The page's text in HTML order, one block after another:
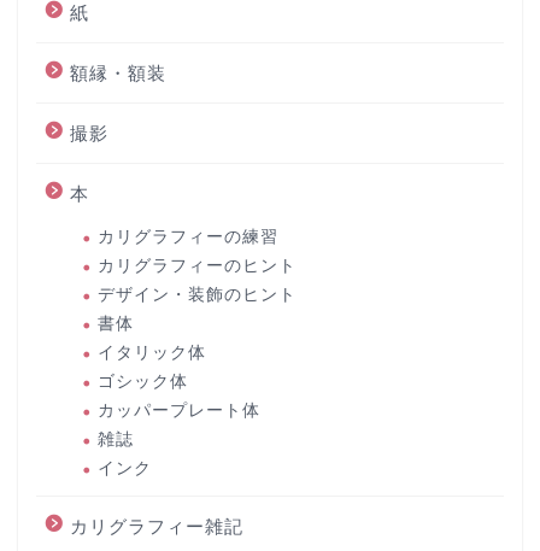
紙
額縁・額装
撮影
本
カリグラフィーの練習
カリグラフィーのヒント
デザイン・装飾のヒント
書体
イタリック体
ゴシック体
カッパープレート体
雑誌
インク
カリグラフィー雑記